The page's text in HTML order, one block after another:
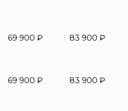
69 900 ₽ 83 900 ₽
69 900 ₽ 83 900 ₽